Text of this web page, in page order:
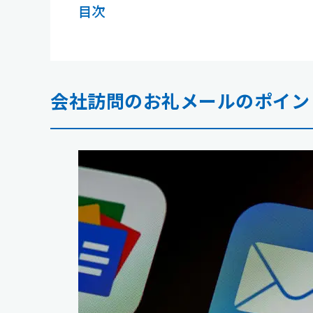
目次
会社訪問のお礼メールのポイ